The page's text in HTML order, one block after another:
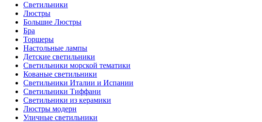
Светильники
Люстры
Большие Люстры
Бра
Торшеры
Настольные лампы
Детские светильники
Светильники морской тематики
Кованые светильники
Светильники Италии и Испании
Светильники Тиффани
Светильники из керамики
Люстры модерн
Уличные светильники